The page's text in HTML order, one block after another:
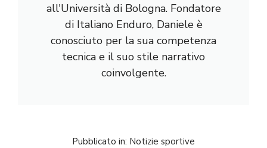
all'Università di Bologna. Fondatore
di Italiano Enduro, Daniele è
conosciuto per la sua competenza
tecnica e il suo stile narrativo
coinvolgente.
Pubblicato in: Notizie sportive